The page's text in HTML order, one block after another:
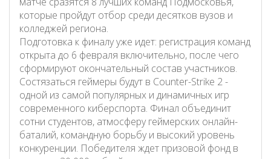
которые пройдут отбор среди десятков вузов и
колледжей региона.
Подготовка к финалу уже идет: регистрация команд
открыта до 6 февраля включительно, после чего
сформируют окончательный состав участников.
Состязаться геймеры будут в Counter-Strike 2 -
одной из самой популярных и динамичных игр
современного киберспорта. Финал объединит
сотни студентов, атмосферу геймерских онлайн-
баталий, командную борьбу и высокий уровень
конкуренции. Победителя ждет призовой фонд в